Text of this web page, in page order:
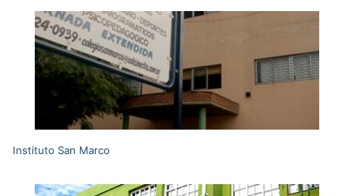
Instituto San Marco